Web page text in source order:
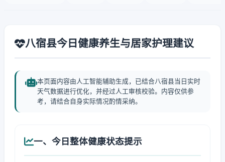
八宿县今日健康养生与居家护理建议
本页面内容由人工智能辅助生成，已结合八宿县当日实时
天气数据进行优化，并经过人工审核校验。内容仅供参
考，请结合自身实际情况酌情采纳。
一、今日整体健康状态提示